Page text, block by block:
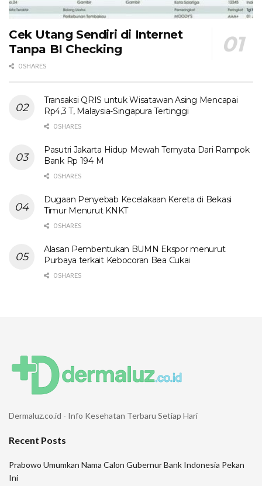
Cek Utang Sendiri di Internet
Tanpa BI Checking
0 SHARES
Transaksi QRIS untuk Wisatawan Asing Mencapai
Rp4,3 T, Malaysia-Singapura Tertinggi
0 SHARES
Pasutri Jakarta Hidup Mewah Ternyata Dari Rampok
Bank Rp 194 M
0 SHARES
Dugaan Penyebab Kecelakaan Kereta di Bekasi
Timur Menurut KNKT
0 SHARES
Alasan Pembentukan BUMN Ekspor menurut
Purbaya terkait Kebocoran Bea Cukai
0 SHARES
Dermaluz.co.id - Info Kesehatan Terbaru Setiap Hari
Recent Posts
Prabowo Umumkan Nama Calon Gubernur Bank Indonesia Pekan
Ini